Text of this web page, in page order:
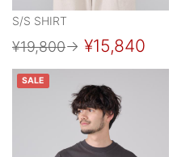
S/S SHIRT
¥19,800→ ¥15,840
SALE